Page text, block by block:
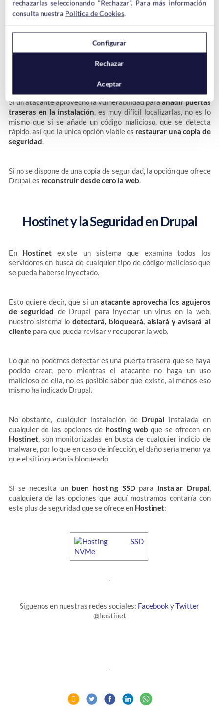
Puesto que no hay forma de saber
Drupalya está comprometido, en el supuesto de que que no
Drupal no ofrece muchas opciones
Si un atacante aprovechó la vulnerabilidad paraañadir puertas
traseras en la instalación, es muy difícil localizarlas, no es lo
mismo que si se añade un código malicioso, que se detecta
rápido, así que la única opción viable es restaurar una copia de
seguridad.
Si no se dispone de una copia de seguridad, la opción que ofrece
Drupal es reconstruir desde cero la web.
Hostinet y la Seguridad en Drupal
En Hostinetexiste un sistema que examina todos los
servidores en busca de cualquier tipo de código malicioso que
se pueda haberse inyectado.
Esto quiere decir, que si un atacante aprovecha los agujeros
de seguridad de Drupal para inyectar un virus en la web,
nuestro sistema lodetectará, bloqueará, aislará y avisará al
clientepara que pueda revisar y recuperar la web.
Lo que no podemos detectar es una puerta trasera que se haya
podido crear, pero mientras el atacante no haga un uso
malicioso de ella, no es posible saber que existe, al menos eso
mismo ha indicado Drupal.
No obstante, cualquier instalación de Drupal instalada en
cualquier de las opciones de hosting web que se ofrecen en
Hostinet, son monitorizadas en busca de cualquier indicio de
malware, por lo que en caso de infección, el daño sería menor ya
que el sitio quedaría bloqueado.
Si se necesita un buen hosting SSDpara instalar Drupal,
cualquiera de las opciones que aquí mostramos contaría con
este plus de seguridad que se ofrece en Hostinet:
Síguenos en nuestras redes sociales: Facebook yTwitter
@hostinet
rechazarlas seleccionando "Rechazar". Para más información
consulta nuestra Política de Cookies.
Configurar
Rechazar
Aceptar